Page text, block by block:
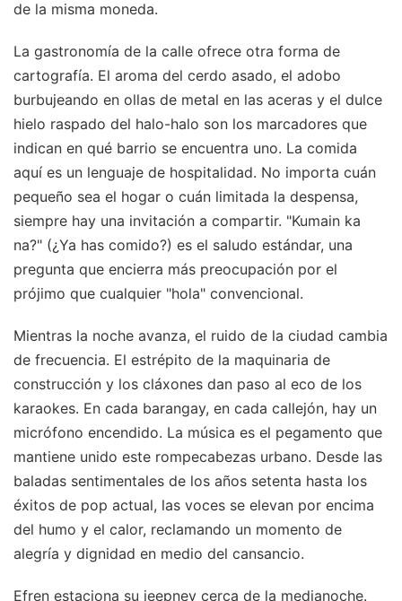
de la misma moneda.
La gastronomía de la calle ofrece otra forma de
cartografía. El aroma del cerdo asado, el adobo
burbujeando en ollas de metal en las aceras y el dulce
hielo raspado del halo-halo son los marcadores que
indican en qué barrio se encuentra uno. La comida
aquí es un lenguaje de hospitalidad. No importa cuán
pequeño sea el hogar o cuán limitada la despensa,
siempre hay una invitación a compartir. "Kumain ka
na?" (¿Ya has comido?) es el saludo estándar, una
pregunta que encierra más preocupación por el
prójimo que cualquier "hola" convencional.
Mientras la noche avanza, el ruido de la ciudad cambia
de frecuencia. El estrépito de la maquinaria de
construcción y los cláxones dan paso al eco de los
karaokes. En cada barangay, en cada callejón, hay un
micrófono encendido. La música es el pegamento que
mantiene unido este rompecabezas urbano. Desde las
baladas sentimentales de los años setenta hasta los
éxitos de pop actual, las voces se elevan por encima
del humo y el calor, reclamando un momento de
alegría y dignidad en medio del cansancio.
Efren estaciona su jeepney cerca de la medianoche.